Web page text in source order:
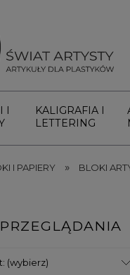
I
KALIGRAFIA I
LETTERING
I PAPIERY » BLOKI
(wybierz)